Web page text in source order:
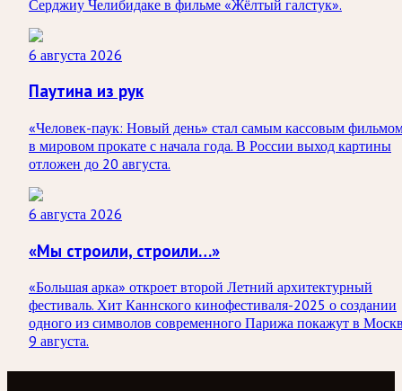
Серджиу Челибидаке в фильме «Жёлтый галстук».
6 августа 2026
Паутина из рук
«Человек-паук: Новый день» стал самым кассовым
в мировом прокате с начала года. В России выход картины
отложен до 20 августа.
6 августа 2026
«Мы строили, строили…»
«Большая арка» откроет второй Летний архитектурный
фестиваль. Хит Каннского кинофестиваля-2025 о создании
одного из символов современного Парижа покажут в
9 августа.